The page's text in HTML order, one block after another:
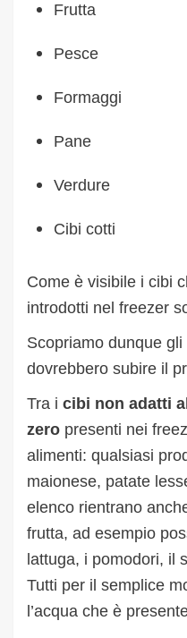
Frutta
Pesce
Formaggi
Pane
Verdure
Cibi cotti
Come è visibile i cibi
introdotti nel freezer
Scopriamo dunque
dovrebbero subire il
Tra i cibi non adatti
zero presenti nei
alimenti: qualsiasi
maionese, patate
elenco rientrano
frutta, ad esempio
lattuga, i pomodori, il
Tutti per il semplice
l’acqua che è